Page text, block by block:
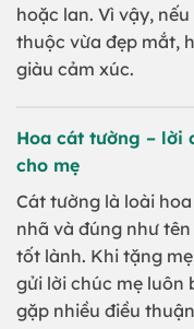
hoặc lan. Vì vậy,
thuộc vừa đẹp mắt,
giàu cảm xúc.
Hoa cát tường – lời
cho mẹ
Cát tường là loài
nhã và đúng như
tốt lành. Khi tặng
gửi lời chúc mẹ luôn
gặp nhiều điều